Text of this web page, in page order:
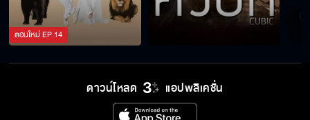
ตอนใหม่EP.14
ดาวน์โหลด แอปพลิเคชั่น